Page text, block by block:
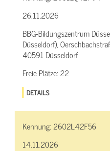
26.11.2026
BBG-Bildungszentrum
Düsseldorf),
40591 Düsseldorf
Freie Plätze:22
DETAILS
Kennung:2602L42F56
14.11.2026